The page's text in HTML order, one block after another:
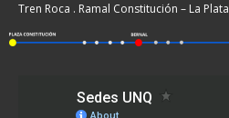
Tren Roca . Ramal Constitución – La Plata